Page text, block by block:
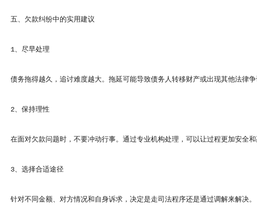
五、欠款纠纷中的实用建议
1、尽早处理
债务拖得越久，追讨难度越大。拖延可能导致债务人转移财产或出现其他法律争
2、保持理性
在面对欠款问题时，不要冲动行事。通过专业机构处理，可以让过程更加安全和
3、选择合适途径
针对不同金额、对方情况和自身诉求，决定是走司法程序还是通过调解来解决。